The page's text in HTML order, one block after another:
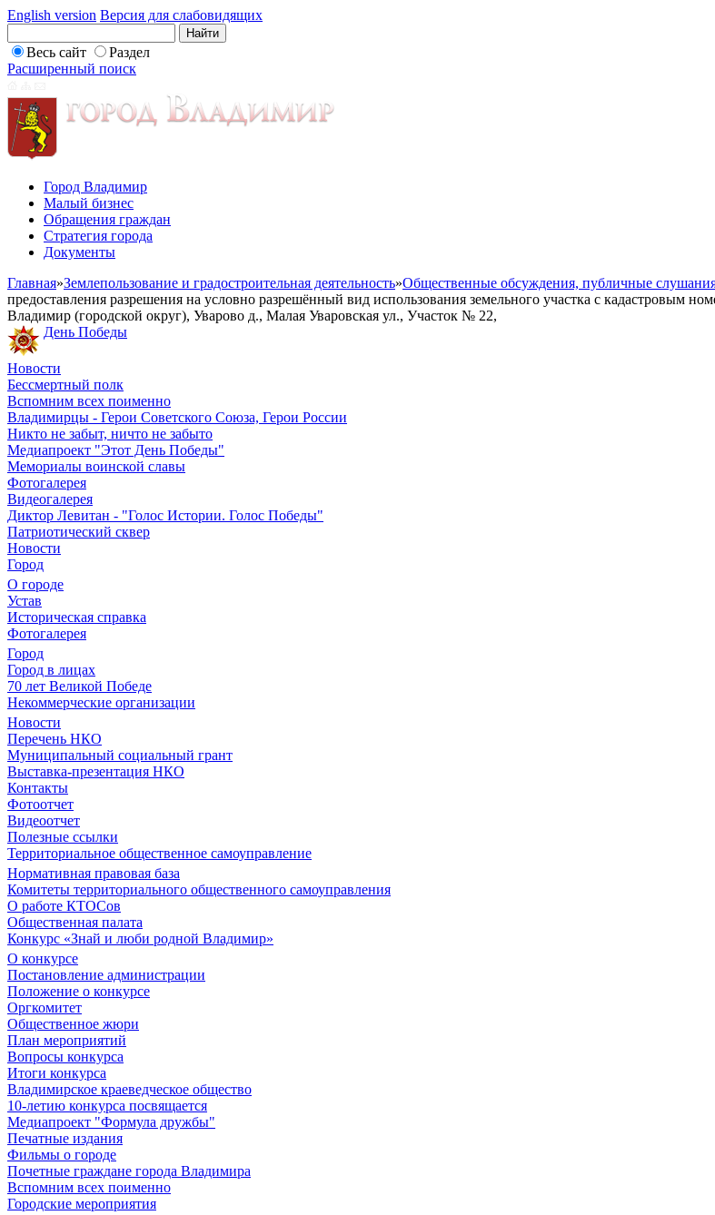
English version Версия для слабовидящих
Весь сайт
Раздел
Расширенный поиск
Город Владимир
Малый бизнес
Обращения граждан
Стратегия города
Документы
Главная»Землепользование и градостроительная деятельность»Общественные обсуждения, публичные слушания
предоставления разрешения на условно разрешённый вид использования земельного участка с кадастровым
Владимир (городской округ), Уварово д., Малая Уваровская ул., Участок № 22,
День Победы
Новости
Бессмертный полк
Вспомним всех поименно
Владимирцы - Герои Советского Союза, Герои России
Никто не забыт, ничто не забыто
Медиапроект "Этот День Победы"
Мемориалы воинской славы
Фотогалерея
Видеогалерея
Диктор Левитан - "Голос Истории. Голос Победы"
Патриотический сквер
Новости
Город
О городе
Устав
Историческая справка
Фотогалерея
Город
Город в лицах
70 лет Великой Победе
Некоммерческие организации
Новости
Перечень НКО
Муниципальный социальный грант
Выставка-презентация НКО
Контакты
Фотоотчет
Видеоотчет
Полезные ссылки
Территориальное общественное самоуправление
Нормативная правовая база
Комитеты территориального общественного самоуправления
О работе КТОСов
Общественная палата
Конкурс «Знай и люби родной Владимир»
О конкурсе
Постановление администрации
Положение о конкурсе
Оргкомитет
Общественное жюри
План мероприятий
Вопросы конкурса
Итоги конкурса
Владимирское краеведческое общество
10-летию конкурса посвящается
Медиапроект "Формула дружбы"
Печатные издания
Фильмы о городе
Почетные граждане города Владимира
Вспомним всех поименно
Городские мероприятия